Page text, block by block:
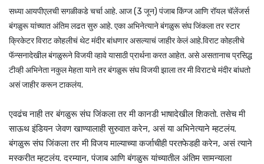
सध्या आयपीएलची सगळीकडे चर्चा आहे. आज (3 जून) पंजाब किंग्ज आणि रॉयल चॅलेंजर्स
बंगळुरू यांच्यात अंतिम लढत सुरु आहे. एका अभिनेत्याने बंगळुरू संघ जिंकला तर स्टार
क्रिकेटर विराट कोहलीचं थेट मंदीर बांधणार असल्याचं जाहीर केलं आहे.विराट कोहलीचे
फॅन्सनादेखील बंगळुरूने विजयी व्हावे यासाठी प्रार्थना करत आहेत. असे असतानाच प्रसिद्ध
टीव्ही अभिनेता नकुल मेहता याने तर बंगळुरू संघ विजयी झाला तर मी विराटचे मंदीर बांधतो
असं जाहीर करून टाकलंय.
एवढंच नाही तर बंगळुरू संघ जिंकला तर मी कानडी भाषादेखील शिकतो. तसेच मी
साऊथ इंडियन जेवण खाण्यालाही सुरुवात करेन, असं या अभिनेत्याने म्हटलंय.
बंगळुरू संघ जिंकला तर मी विजय माल्याच्या कर्जाचीही परतफेडही करेन, असं त्याने
मस्करीत म्हटलंय. दरम्यान, पंजाब आणि बंगळुरू यांच्यातील अंतिम सामन्याला